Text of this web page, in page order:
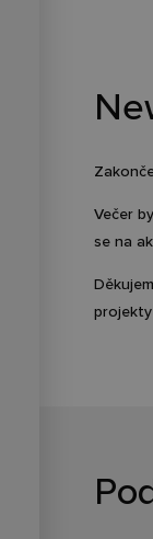
Večer
se na